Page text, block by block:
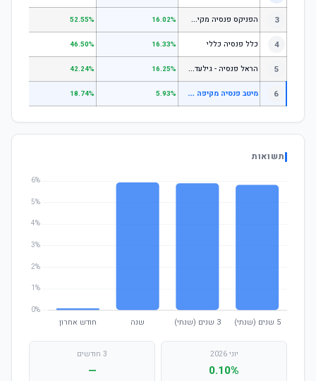
3 ה
פניקס פנסיה מקיפה - מסלול לבני 50 ומטה 16.02%
52.55%
4 כלל פנסיה כללי 16.33%
46.50%
5 ה
ראל פנסיה - גילעד כללי 16.25%
42.24%
6 מ
יטב פנסיה מקיפה קצבה לזכאים קיימים 5.93%
18.74%
תשואות
יוני 2026
0.10%
3 חודשים
—